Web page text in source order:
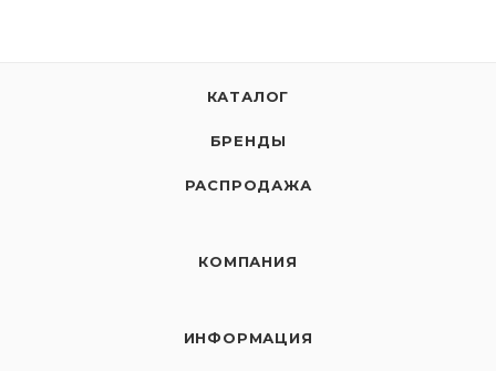
КАТАЛОГ
БРЕНДЫ
РАСПРОДАЖА
КОМПАНИЯ
ИНФОРМАЦИЯ